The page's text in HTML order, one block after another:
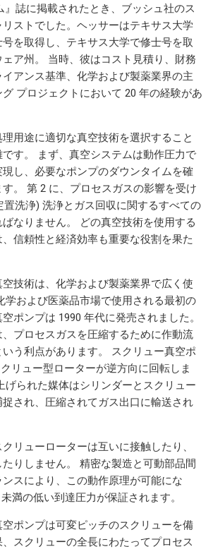
』誌に掲載されたとき、ブッシュ社のス
ストでした。ヘッサーはテキサス大学
を取得し、テキサス大学で修士号を取
ア州。 当時、彼はコスト見積り、財務
アンス基準、化学および製薬業界の主
プロジェクトにおいて 20 年の経験があ
用途に適切な真空技術を選択すること
す。 まず、真空システムは動作圧力で
し、必要なポンプのダウンタイムを確
。 第 2 に、プロセスガスの影響を受け
置洗浄) 洗浄とガス回収に関するすべての
なりません。 どの真空技術を使用する
信頼性と経済効率も重要な役割を果た
空技術は、化学および製薬業界で広く使
学および医薬品市場で使用される最初の
ポンプは 1990 年代に発売されました。
プロセスガスを圧縮するために作動流
う利点があります。 スクリュー真空ポ
リュー型ローターが逆方向に回転しま
げられた媒体はシリンダーとスクリュー
され、圧縮されてガス出口に輸送され
リューローターは互いに接触したり、
りしません。 精密な製造と可動部品間
スにより、この動作原理が可能にな
満の低い到達圧力が保証されます。
ポンプは可変ピッチのスクリューを備
スクリューの全長にわたってプロセス